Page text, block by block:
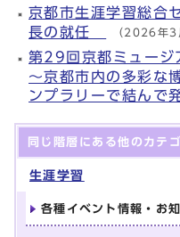
京都市生涯学習総合
長の就任 （2026年3
第29回京都ミュージ
～京都市内の多彩な
ンプラリーで結んで
同じ階層にある他のカテ
生涯学習
各種イベント情報・お